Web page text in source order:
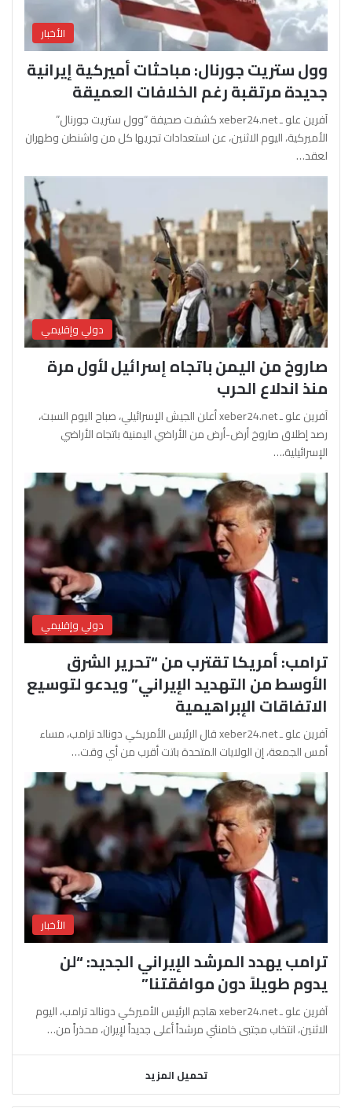
الأخبار
وول ستريت جورنال: مباحثات أميركية إيرانية
جديدة مرتقبة رغم الخلافات العميقة
آفرين علو ـ xeber24.net كشفت صحيفة “وول ستريت جورنال”
الأميركية، اليوم الاثنين، عن استعدادات تجريها كل من واشنطن وطهران
لعقد…
دولي وإقليمي
صاروخ من اليمن باتجاه إسرائيل لأول مرة
منذ اندلاع الحرب
آفرين علو ـ xeber24.net أعلن الجيش الإسرائيلي، صباح اليوم السبت،
رصد إطلاق صاروخ أرض-أرض من الأراضي اليمنية باتجاه الأراضي
الإسرائيلية،…
دولي وإقليمي
ترامب: أمريكا تقترب من “تحرير الشرق
الأوسط من التهديد الإيراني” ويدعو لتوسيع
الاتفاقات الإبراهيمية
آفرين علو ـ xeber24.net قال الرئيس الأمريكي دونالد ترامب، مساء
أمس الجمعة، إن الولايات المتحدة باتت أقرب من أي وقت…
الأخبار
ترامب يهدد المرشد الإيراني الجديد: “لن
يدوم طويلاً دون موافقتنا”
آفرين علو ـ xeber24.net هاجم الرئيس الأميركي دونالد ترامب، اليوم
الاثنين، انتخاب مجتبى خامنئي مرشداً أعلى جديداً لإيران، محذراً من…
تحميل المزيد